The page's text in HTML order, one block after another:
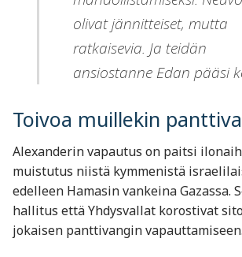
olivat jännitteiset, mutta
ratkaisevia. Ja teidän
ansiostanne Edan pääsi
Toivoa muillekin
Alexanderin vapautus on paitsi
muistutus niistä kymmenistä
edelleen Hamasin vankeina Gazassa.
hallitus että Yhdysvallat korostivat
jokaisen panttivangin vapauttamiseen.